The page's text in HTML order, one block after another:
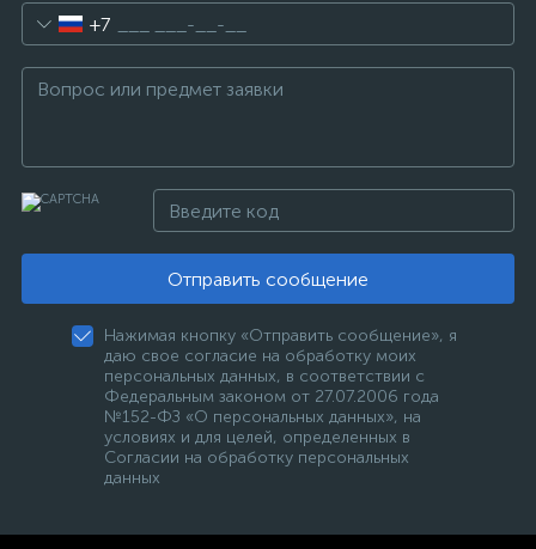
+7
Отправить сообщение
Нажимая кнопку «Отправить сообщение», я
даю свое согласие на обработку моих
персональных данных, в соответствии с
Федеральным законом от 27.07.2006 года
№152-ФЗ «О персональных данных», на
условиях и для целей, определенных в
Согласии на обработку персональных
данных